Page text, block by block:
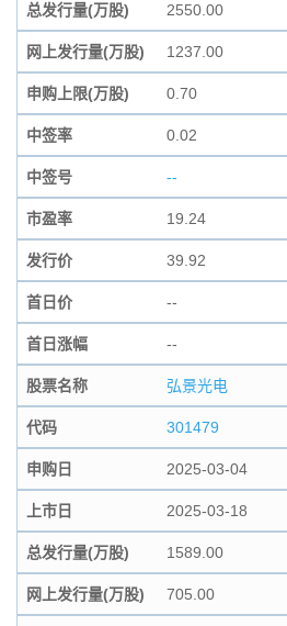
总发行量(万股) 2550.00
网上发行量(万股) 1237.00
申购上限(万股) 0.70
中签率 0.02
中签号 --
市盈率 19.24
发行价 39.92
首日价 --
首日涨幅 --
股票名称 弘景光电
代码 301479
申购日 2025-03-04
上市日 2025-03-18
总发行量(万股) 1589.00
网上发行量(万股) 705.00